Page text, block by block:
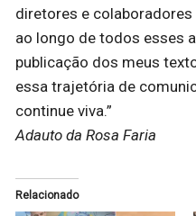
diretores e
ao longo de todos esses
publicação dos meus
essa trajetória de
continue viva.”
Adauto da Rosa Faria
Relacionado